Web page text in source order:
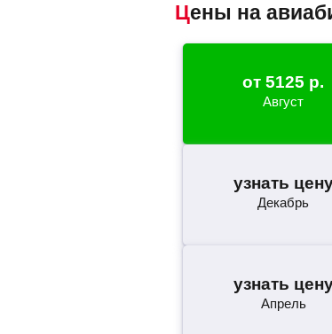
Цены на
от5125 р.
Август
узнать
Декабрь
узнать
Апрель